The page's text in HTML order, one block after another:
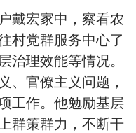
宏家中，察看农
村党群服务中心了
治理效能等情况。
、官僚主义问题，
工作。他勉励基层
群策群力，不断干